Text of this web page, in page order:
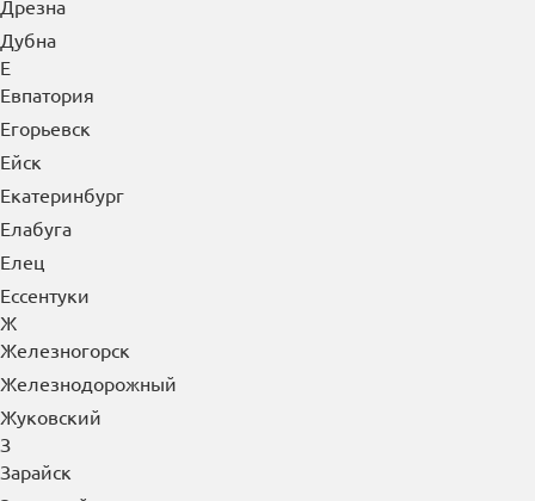
Долгопрудный
Домодедово
Дрезна
Дубна
Е
Евпатория
Егорьевск
Ейск
Екатеринбург
Елабуга
Елец
Ессентуки
Ж
Железногорск
Железнодорожный
Жуковский